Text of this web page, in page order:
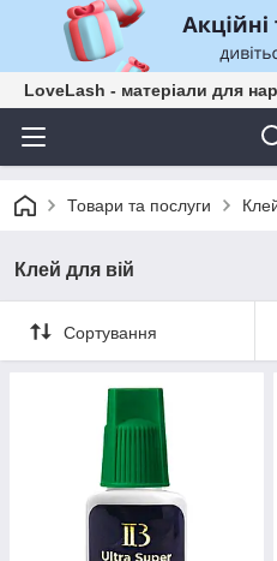
LoveLash - матеріали для
Товари та послуги
Клей для вій
Сортування